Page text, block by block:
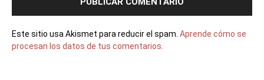
Este sitio usa Akismet para reducir el spam. Aprende cómo se
procesan los datos de tus comentarios.